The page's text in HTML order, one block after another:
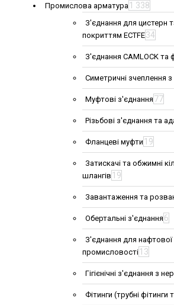
Промислова арматура 1 338
З'єднання для цистерн
покриттям ECTFE34
З'єднання CAMLOCK та
Симетричні зчеплення з
Муфтові з'єднання 77
Різьбові з'єднання та
Фланцеві муфти 19
Затискачі та обжимні
шлангів 19
Завантаження та
Обертальні з'єднання 6
З'єднання для нафтової
промисловості 13
Гігієнічні з'єднання з
Фітинги (трубні фітинги